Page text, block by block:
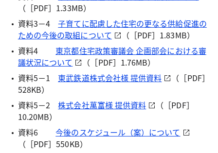
（［PDF］1.33MB）
資料3－4子育てに配慮した住宅の更なる供給促進の
ための今後の取組について
（［PDF］1.83MB）
資料4 東京都住宅政策審議会 企画部会における審
議状況について
（［PDF］1.76MB）
資料5－1 東武鉄道株式会社様 提供資料
（［PDF］
528KB）
資料5－2株式会社萬富様 提供資料
（［PDF］
10.20MB）
資料6今後のスケジュール（案）について
（［PDF］550KB）